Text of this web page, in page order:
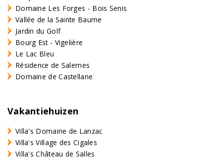
Domaine Les Forges - Bois Senis
Vallée de la Sainte Baume
Jardin du Golf
Bourg Est - Vigelière
Le Lac Bleu
Résidence de Salernes
Domaine de Castellane
Vakantiehuizen
Villa's Domaine de Lanzac
Villa's Village des Cigales
Villa's Château de Salles